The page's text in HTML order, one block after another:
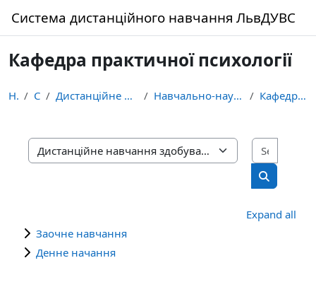
Система дистанційного навчання ЛьвДУВС
Кафедра практичної психології
Home Courses Дистанційне навчання здобувачів освіти ЛьвДУВС Навчально-науковий інститут управління, психології... Кафедра практичної психології
Course categories
Search
Expand all
Заочне навчання
Денне начання